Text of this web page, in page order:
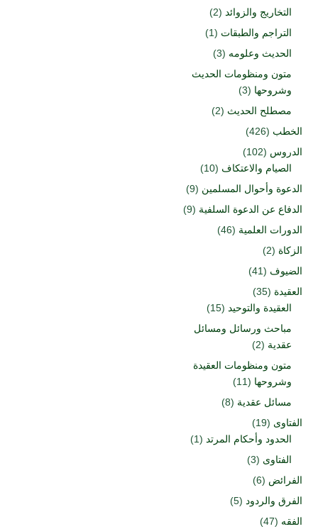
التخاريج والزوائد (2)
التراجم والطبقات (1)
الحديث وعلومه (3)
متون ومنظومات الحديث
وشروحها (3)
مصطلح الحديث (2)
الخطب (426)
الدروس (102)
الصيام والاعتكاف (10)
الدعوة وأحوال المسلمين (9)
الدفاع عن الدعوة السلفية (9)
الدورات العلمية (46)
الزكاة (2)
الضيوف (41)
العقيدة (35)
العقيدة والتوحيد (15)
مباحث ورسائل ومسائل
عقدية (2)
متون ومنظومات العقيدة
وشروحها (11)
مسائل عقدية (8)
الفتاوى (19)
الحدود وأحكام المرتد (1)
الفتاوى (3)
الفرائض (6)
الفرق والردود (5)
الفقه (47)